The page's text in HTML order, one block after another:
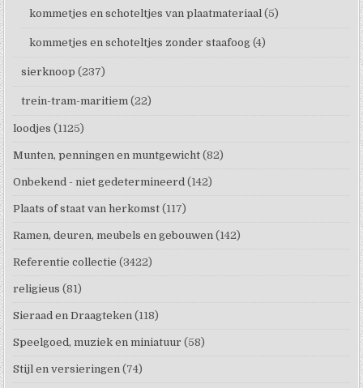
kommetjes en schoteltjes van plaatmateriaal (5)
kommetjes en schoteltjes zonder staafoog (4)
sierknoop (237)
trein-tram-maritiem (22)
loodjes (1125)
Munten, penningen en muntgewicht (82)
Onbekend - niet gedetermineerd (142)
Plaats of staat van herkomst (117)
Ramen, deuren, meubels en gebouwen (142)
Referentie collectie (3422)
religieus (81)
Sieraad en Draagteken (118)
Speelgoed, muziek en miniatuur (58)
Stijl en versieringen (74)